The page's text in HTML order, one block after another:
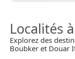
Localités
Explorez des
Boubker et Douar